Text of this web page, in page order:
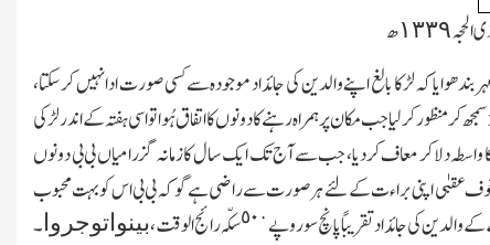
کہ لڑکا بالغ اپنے والدین کی جائداد موجودہ سے کسی صورت ادا نہیں کرسکتا،
منظور کرلیا جب مکان پر ہمراہ رہنے کا دونوں کا اتفاق ہُوا تو اسی ہفتہ کے اندر لڑکی
کا واسطہ دلاکر معاف کردیا، جب سے آج تك ایك سال کا زمانہ گزرا میاں بی بی دونوں
بخوف عقبٰی اپنی براءت کے لئے ہرصورت سے راضی ہے گو کہ بی بی اس کو بہت محبوب
والدین کی جائداد تقریبًا پانچ سو روپے٥۰٠سکّہ رائج الوقت،بینواتوجروا۔